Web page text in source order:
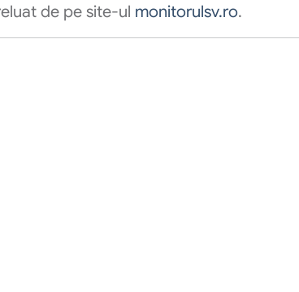
de pe site-ul monitorulsv.ro.